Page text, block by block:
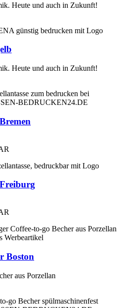
Heute und auch in Zukunft!
Heute und auch in Zukunft!
Boston
aus Porzellan